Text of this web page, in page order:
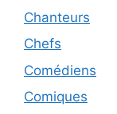
Chanteurs
Chefs
Comédiens
Comiques